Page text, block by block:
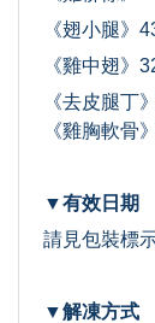
《翅小腿》
《雞中翅》
《去皮腿丁
《雞胸軟骨
▼有效日期
請見包裝標
▼解凍方式